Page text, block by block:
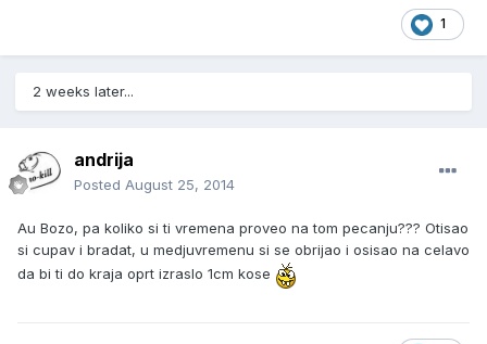
1
2 weeks later...
andrija
Posted August 25, 2014
Au Bozo, pa koliko si ti vremena proveo na tom pecanju??? Otisao
si cupav i bradat, u medjuvremenu si se obrijao i osisao na celavo
da bi ti do kraja oprt izraslo 1cm kose